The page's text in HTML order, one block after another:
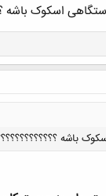
اسکوک باشه
باشه